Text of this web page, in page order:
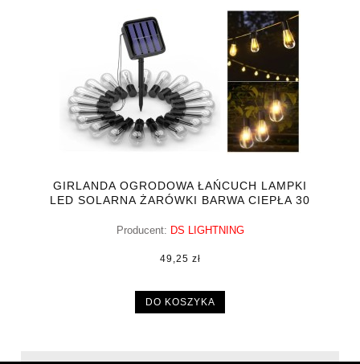
GIRLANDA OGRODOWA ŁAŃCUCH LAMPKI
LED SOLARNA ŻARÓWKI BARWA CIEPŁA 30
Producent: DS LIGHTNING
49,25 zł
DO KOSZYKA